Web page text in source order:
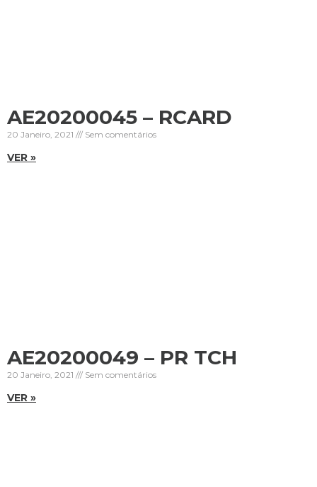
AE20200045 – RCARD
20 Janeiro, 2021 Sem comentários
VER »
AE20200049 – PR TCH
20 Janeiro, 2021 Sem comentários
VER »